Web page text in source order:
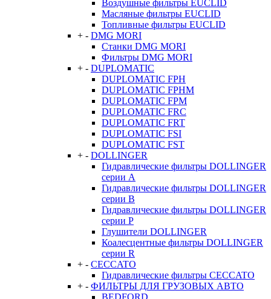
Воздушные фильтры EUCLID
Масляные фильтры EUCLID
Топливные фильтры EUCLID
+ - DMG MORI
Станки DMG MORI
Фильтры DMG MORI
+ - DUPLOMATIC
DUPLOMATIC FPH
DUPLOMATIC FPHM
DUPLOMATIC FPM
DUPLOMATIC FRC
DUPLOMATIC FRT
DUPLOMATIC FSI
DUPLOMATIC FST
+ - DOLLINGER
Гидравлические фильтры DOLLINGER
серии A
Гидравлические фильтры DOLLINGER
серии B
Гидравлические фильтры DOLLINGER
серии P
Глушители DOLLINGER
Коалесцентные фильтры DOLLINGER
серии R
+ - CECCATO
Гидравлические фильтры CECCATO
+ - ФИЛЬТРЫ ДЛЯ ГРУЗОВЫХ АВТО
BEDFORD